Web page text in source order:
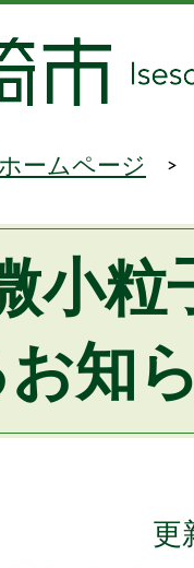
ームページ
小粒
知
更